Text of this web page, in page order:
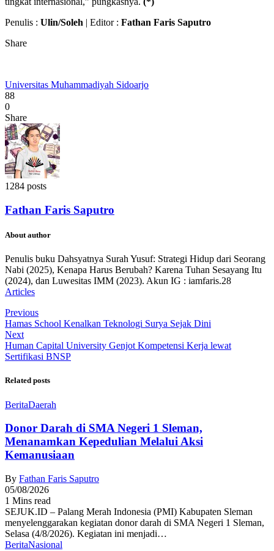
Penulis : Ulin/Soleh | Editor : Fathan Faris Saputro
Share
Universitas Muhammadiyah Sidoarjo
88
0
Share
1284 posts
Fathan Faris Saputro
About author
Penulis buku Dahsyatnya Surah Yusuf: Strategi Hidup dari Seorang
Nabi (2025), Kenapa Harus Berubah? Karena Tuhan Sesayang Itu
(2024), dan Luwesitas IMM (2023). Akun IG : iamfaris.28
Articles
Previous
Hamas School Kenalkan Teknologi Surya Sejak Dini
Next
Human Capital University Genjot Kompetensi Kerja lewat
Sertifikasi BNSP
Related posts
BeritaDaerah
Donor Darah di SMA Negeri 1 Sleman,
Menanamkan Kepedulian Melalui Aksi
Kemanusiaan
By Fathan Faris Saputro
05/08/2026
1 Mins read
SEJUK.ID – Palang Merah Indonesia (PMI) Kabupaten Sleman
menyelenggarakan kegiatan donor darah di SMA Negeri 1 Sleman,
Selasa (4/8/2026). Kegiatan ini menjadi…
BeritaNasional